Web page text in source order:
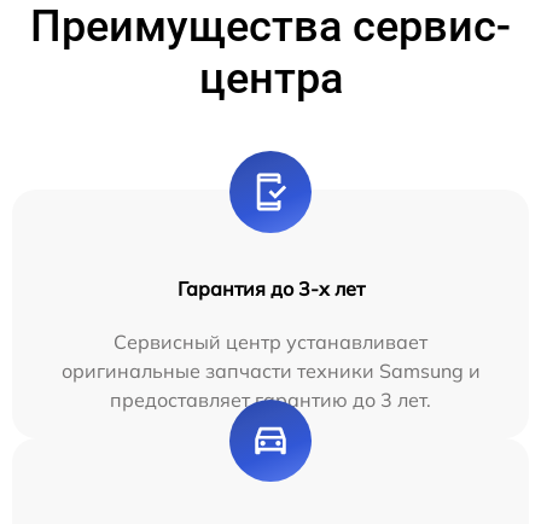
Преимущества сервис-
центра
Гарантия до 3-х лет
Сервисный центр устанавливает
оригинальные запчасти техники Samsung и
предоставляет гарантию до 3 лет.